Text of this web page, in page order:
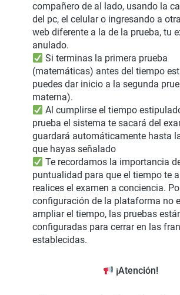
compañero de al lado, usando la
del pc, el celular o ingresando a
web diferente a la de la prueba, tu
anulado.
Si terminas la primera prueba
(matemáticas) antes del tiempo
puedes dar inicio a la segunda
materna).
Al cumplirse el tiempo
prueba el sistema te sacará del
guardará automáticamente hasta
que hayas señalado
Te recordamos la importancia
puntualidad para que el tiempo te
realices el examen a conciencia.
configuración de la plataforma no
ampliar el tiempo, las pruebas
configuradas para cerrar en las
establecidas.
¡Atención!